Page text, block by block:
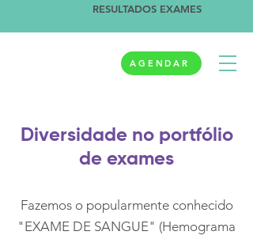
RESULTADOS EXAMES
AGENDAR
Diversidade no portfólio
de exames
Fazemos o popularmente conhecido
"EXAME DE SANGUE" (Hemograma